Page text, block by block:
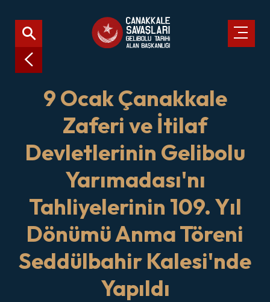
9 Ocak Çanakkale
Zaferi ve İtilaf
Devletlerinin Gelibolu
Yarımadası'nı
Tahliyelerinin 109. Yıl
Dönümü Anma Töreni
Seddülbahir Kalesi'nde
Yapıldı